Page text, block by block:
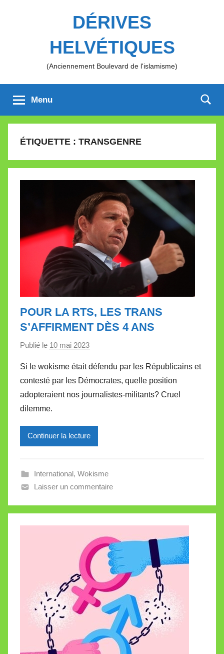
DÉRIVES
HELVÉTIQUES
(Anciennement Boulevard de l'islamisme)
Menu
ÉTIQUETTE : TRANSGENRE
POUR LA RTS, LES TRANS
S’AFFIRMENT DÈS 4 ANS
Publié le 10 mai 2023
r
M
i
i
l
e
V
l
l
e
t
t
e
Si le wokisme était défendu par les Républicains et
contesté par les Démocrates, quelle position
adopteraient nos journalistes-militants? Cruel
dilemme.
Continuer la lecture
International, Wokisme
Laisser un commentaire